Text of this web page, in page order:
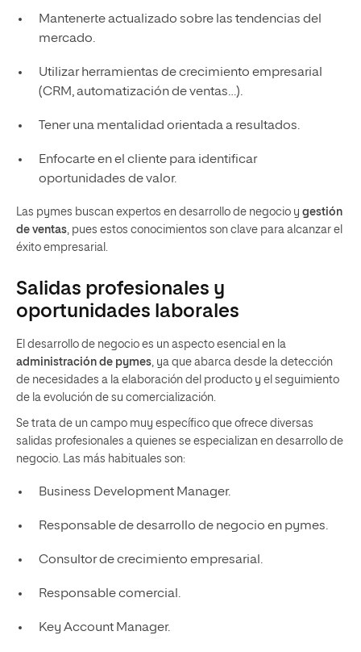
Mantenerte actualizado sobre las tendencias del
mercado.
Utilizar herramientas de crecimiento empresarial
(CRM, automatización de ventas…).
Tener una mentalidad orientada a resultados.
Enfocarte en el cliente para identificar
oportunidades de valor.
Las pymes buscan expertos en desarrollo de negocio y gestión
de ventas, pues estos conocimientos son clave para alcanzar el
éxito empresarial.
Salidas profesionales y
oportunidades laborales
El desarrollo de negocio es un aspecto esencial en la
administración de pymes, ya que abarca desde la detección
de necesidades a la elaboración del producto y el seguimiento
de la evolución de su comercialización.
Se trata de un campo muy específico que ofrece diversas
salidas profesionales a quienes se especializan en desarrollo de
negocio. Las más habituales son:
Business Development Manager.
Responsable de desarrollo de negocio en pymes.
Consultor de crecimiento empresarial.
Responsable comercial.
Key Account Manager.